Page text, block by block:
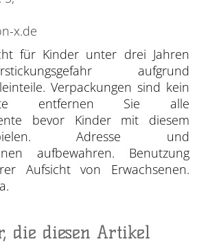
x.de
für Kinder unter drei Jahren
aufgrund
Verpackungen sind kein
entfernen Sie alle
bevor Kinder mit diesem
Adresse und
aufbewahren. Benutzung
Aufsicht von Erwachsenen.
die diesen Artikel